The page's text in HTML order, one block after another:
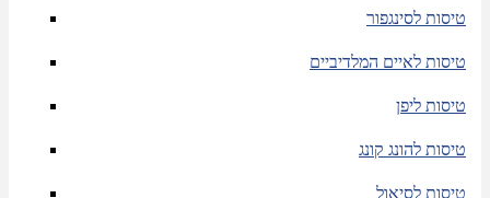
טיסות לסינגפור
טיסות לאיים המלדיביים
טיסות ליפן
טיסות להונג קונג
טיסות לסיאול